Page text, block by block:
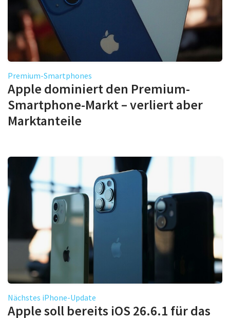
Premium-Smartphones
Apple dominiert den Premium-
Smartphone-Markt – verliert aber
Marktanteile
Nächstes iPhone-Update
Apple soll bereits iOS 26.6.1 für das